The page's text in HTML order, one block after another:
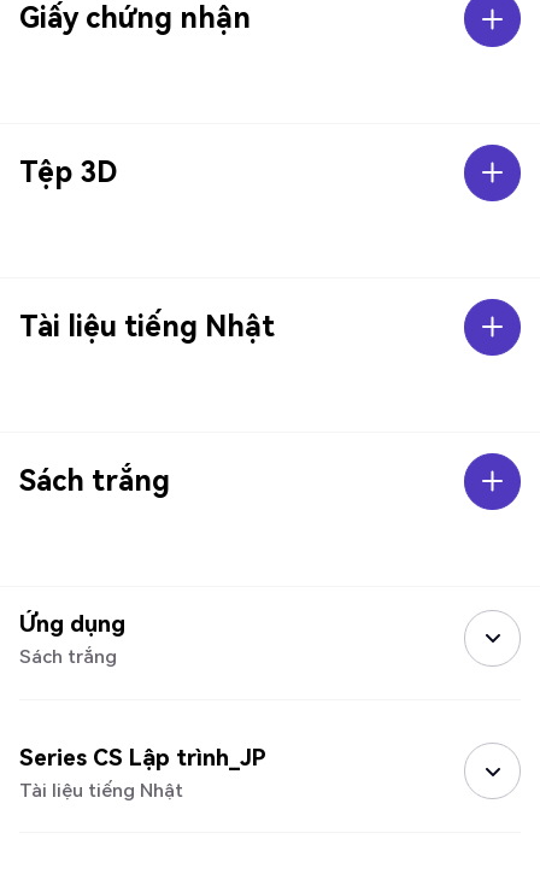
Giấy chứng nhận
Tệp 3D
Tài liệu tiếng Nhật
Sách trắng
Ứng dụng
Sách trắng
Series CS Lập trình_JP
Tài liệu tiếng Nhật